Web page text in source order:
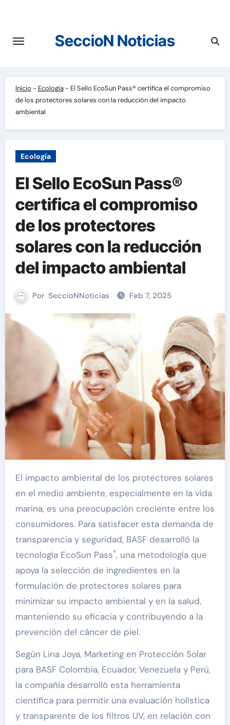
contenido
SeccioN Noticias
Inicio - Ecología- El Sello EcoSun Pass® certifica el compromiso
de los protectores solares con la reducción del impacto
ambiental
Ecología
El Sello EcoSun Pass®
certifica el compromiso
de los protectores
solares con la reducción
del impacto ambiental
Por SeccioNNoticias Feb 7, 2025
El impacto ambiental de los protectores solares
en el medio ambiente, especialmente en la vida
marina, es una preocupación creciente entre los
consumidores. Para satisfacer esta demanda de
transparencia y seguridad, BASF desarrolló la
tecnología EcoSun Pass®, una metodología que
apoya la selección de ingredientes en la
formulación de protectores solares para
minimizar su impacto ambiental y en la salud,
manteniendo su eficacia y contribuyendo a la
prevención del cáncer de piel.
Según Lina Joya, Marketing en Protección Solar
para BASF Colombia, Ecuador, Venezuela y Perú,
la compañía desarrolló esta herramienta
científica para permitir una evaluación holística
y transparente de los filtros UV, en relación con